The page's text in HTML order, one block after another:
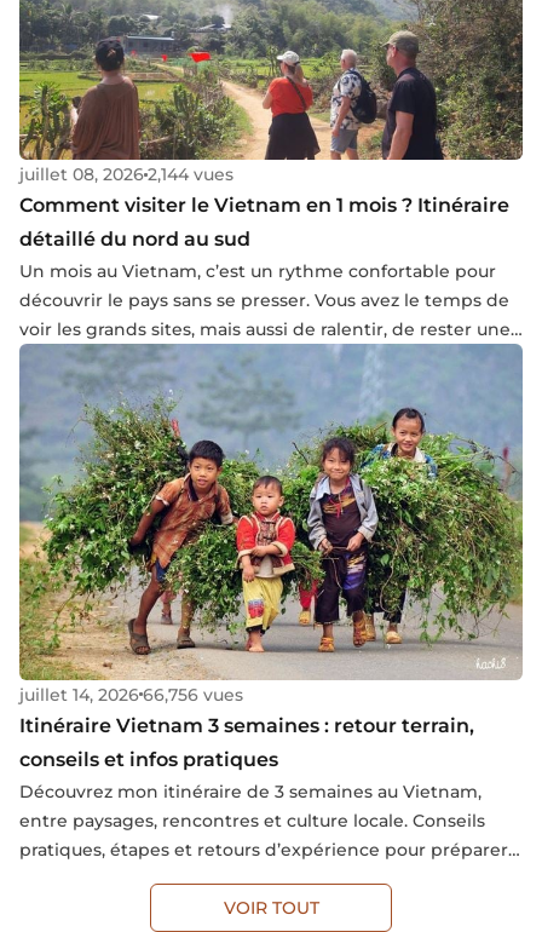
juillet 08, 20262,144 vues
Comment visiter le Vietnam en 1 mois ? Itinéraire
détaillé du nord au sud
Un mois au Vietnam, c’est un rythme confortable pour
découvrir le pays sans se presser. Vous avez le temps de
voir les grands sites, mais aussi de ralentir, de rester une
nuit de plus là où l’ambiance vous plaît, de sortir un peu
des itinéraires trop serrés et de ressentir le rythme réel
du pays. Le Vietnam s’étire sur plus de 1 600 kilomètres
du nord au sud. Sur 10 ou 15 jours, il faut souvent trancher.
Sur un mois, le voyage devient plus fluide. Dans cet
article, vous trouverez un itinéraire Vietnam 1 mois pensé
pour un premier voyage, avec une logique du nord au
sud, un rythme équilibré et plusieurs pistes d’ajustement
selon votre manière de voyager.
juillet 14, 202666,756 vues
Itinéraire Vietnam 3 semaines : retour terrain,
conseils et infos pratiques
Découvrez mon itinéraire de 3 semaines au Vietnam,
entre paysages, rencontres et culture locale. Conseils
pratiques, étapes et retours d’expérience pour préparer
VOIR TOUT